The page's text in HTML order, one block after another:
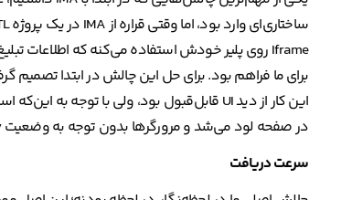
در صفحه لود می‌شد و مرورگر‌ها بدون توجه به وضعیت Visibility اون رو لود می‌کردند و همیشه یک ریکوئست اضافه و بی ‌کاربرد ایجاد می‌شد.
سرعت دریافت